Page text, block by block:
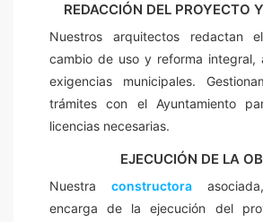
REDACCIÓN DEL PROYECTO
Nuestros arquitectos redactan
cambio de uso y reforma integral,
exigencias municipales.
trámites con el Ayuntamiento
licencias necesarias.
EJECUCIÓN DE LA
Nuestra constructora
encarga de la ejecución del